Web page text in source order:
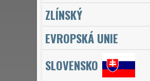
ZLÍNSKÝ
EVROPSKÁ UNIE
SLOVENSKO